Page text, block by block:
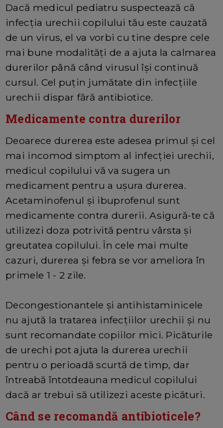
Dacă medicul pediatru suspectează că
infecția urechii copilului tău este cauzată
de un virus, el va vorbi cu tine despre cele
mai bune modalități de a ajuta la calmarea
durerilor până când virusul își continuă
cursul. Cel puțin jumătate din infecțiile
urechii dispar fără antibiotice.
Medicamente contra durerilor
Deoarece durerea este adesea primul și cel
mai incomod simptom al infecției urechii,
medicul copilului vă va sugera un
medicament pentru a ușura durerea.
Acetaminofenul și ibuprofenul sunt
medicamente contra durerii. Asigură-te că
utilizezi doza potrivită pentru vârsta și
greutatea copilului. În cele mai multe
cazuri, durerea și febra se vor ameliora în
primele 1 - 2 zile.
Decongestionantele și antihistaminicele
nu ajută la tratarea infecțiilor urechii și nu
sunt recomandate copiilor mici. Picăturile
de urechi pot ajuta la durerea urechii
pentru o perioadă scurtă de timp, dar
întreabă întotdeauna medicul copilului
dacă ar trebui să utilizezi aceste picături.
Când se recomandă antibioticele?